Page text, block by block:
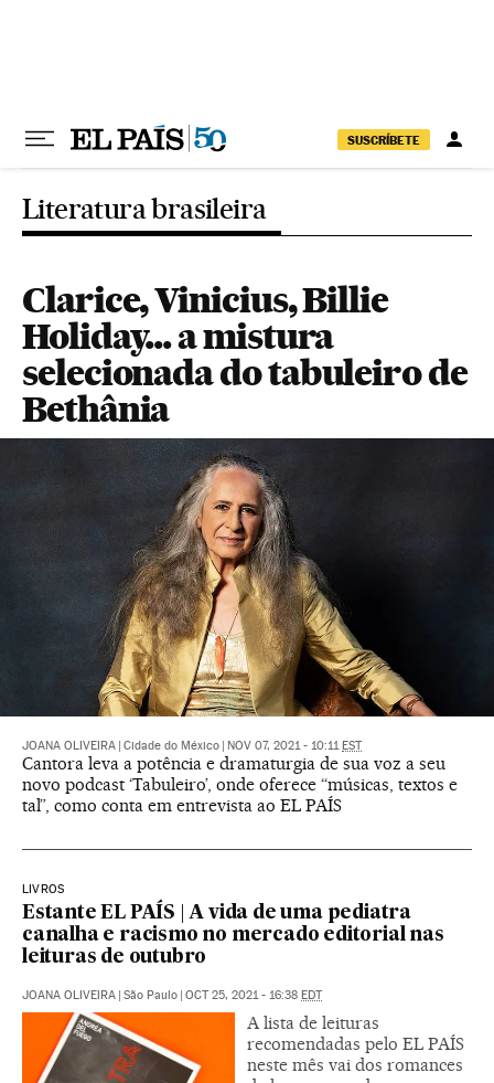
SUSCRÍBETE
Literatura brasileira
Clarice, Vinicius, Billie
Holiday... a mistura
selecionada do tabuleiro de
Bethânia
JOANA OLIVEIRA Cidade do México NOV 07, 2021 - 10:11 EST
Cantora leva a potência e dramaturgia de sua voz a seu
novo podcast ‘Tabuleiro’, onde oferece “músicas, textos e
tal”, como conta em entrevista ao EL PAÍS
LIVROS
Estante EL PAÍS | A vida de uma pediatra
canalha e racismo no mercado editorial nas
leituras de outubro
JOANA OLIVEIRA São Paulo OCT 25, 2021 - 16:38 EDT
A lista de leituras
recomendadas pelo EL PAÍS
neste mês vai dos romances